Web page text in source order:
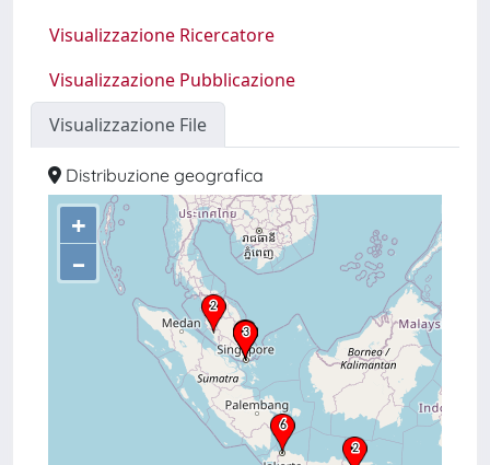
Visualizzazione Ricercatore
Visualizzazione Pubblicazione
Visualizzazione File
Distribuzione geografica
+
–